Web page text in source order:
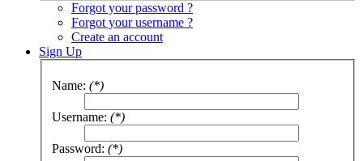
Forgot your password ?
Forgot your username ?
Create an account
Sign Up
Name: (*)
Username: (*)
Password: (*)